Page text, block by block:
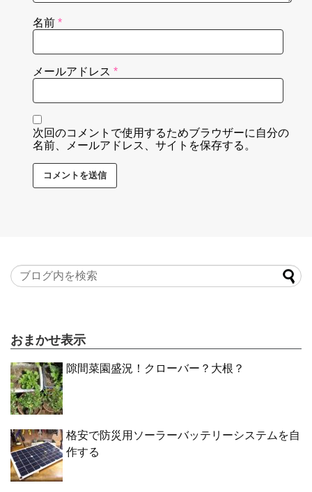
名前 *
メールアドレス *
次回のコメントで使用するためブラウザーに自分の
名前、メールアドレス、サイトを保存する。
おまかせ表示
隙間菜園盛況！クローバー？大根？
格安で防災用ソーラーバッテリーシステムを自
作する